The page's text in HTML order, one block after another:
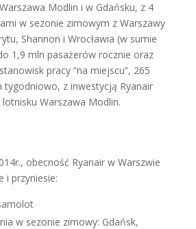
Modlin i w Gdańsku, z 4
w sezonie zimowym z Warszawy
Shannon i Wrocławia (w sumie
1,9 mln pasażerów rocznie oraz
pracy “na miejscu”, 265
tygodniowo, z inwestycją Ryanair
Warszawa Modlin.
obecność Ryanair w Warszwie
i przyniesie:
w sezonie zimowy: Gdańsk,